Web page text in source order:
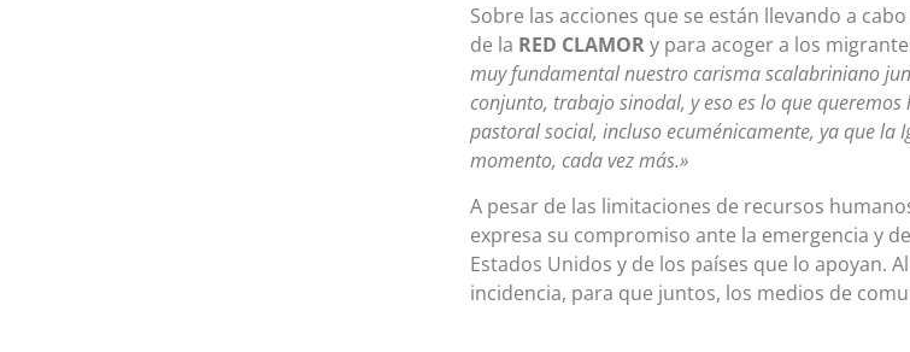
Sobre las acciones que se están llevando a
de la RED CLAMORy para acoger a los
muy fundamental nuestro carisma scalabriniano
conjunto, trabajo sinodal, y eso es lo que queremos
pastoral social, incluso ecuménicamente, ya que la
momento, cada vez más.»
A pesar de las limitaciones de recursos
expresa su compromiso ante la emergencia y
Estados Unidos y de los países que lo apoyan.
incidencia, para que juntos, los medios de